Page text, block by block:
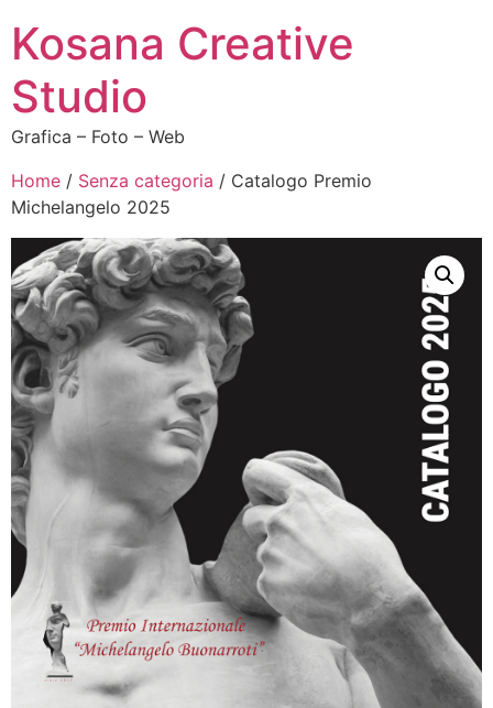
Kosana Creative
Studio
Grafica – Foto – Web
Home / Senza categoria / Catalogo Premio
Michelangelo 2025